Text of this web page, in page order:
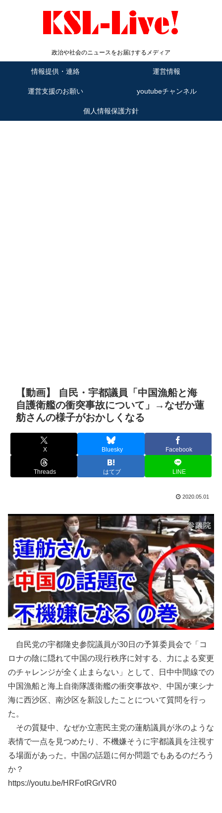
政治や社会のニュースをお届けするメディア
情報提供・連絡 運営情報
運営支援のお願い youtubeチャンネル
個人情報保護方針
【動画】 自民・宇都議員「中国漁船と海
自護衛艦の衝突事故について」→なぜか蓮
舫さんの様子がおかしくなる
X Bluesky Facebook
Threads はてブ LINE
2020.05.01
自民党の宇都隆史参院議員が30日の予算委員会で「コ
ロナの陰に隠れて中国の現行秩序に対する、力による変更
のチャレンジが全く止まらない」として、日中中間線での
中国漁船と海上自衛隊護衛艦の衝突事故や、中国が東シナ
海に西沙区、南沙区を新設したことについて質問を行っ
た。
その質疑中、なぜか立憲民主党の蓮舫議員が氷のような
表情で一点を見つめたり、不機嫌そうに宇都議員を注視す
る場面があった。中国の話題に何か問題でもあるのだろう
か？
https://youtu.be/HRFotRGrVR0